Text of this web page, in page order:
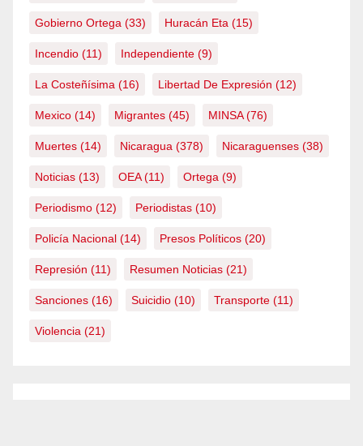
Gobierno Ortega (33) Huracán Eta (15)
Incendio (11) Independiente (9)
La Costeñísima (16) Libertad De Expresión (12)
Mexico (14) Migrantes (45) MINSA(76)
Muertes (14) Nicaragua (378) Nicaraguenses (38)
Noticias (13) OEA(11) Ortega (9)
Periodismo (12) Periodistas (10)
Policía Nacional (14) Presos Políticos (20)
Represión (11) Resumen Noticias (21)
Sanciones (16) Suicidio (10) Transporte (11)
Violencia (21)